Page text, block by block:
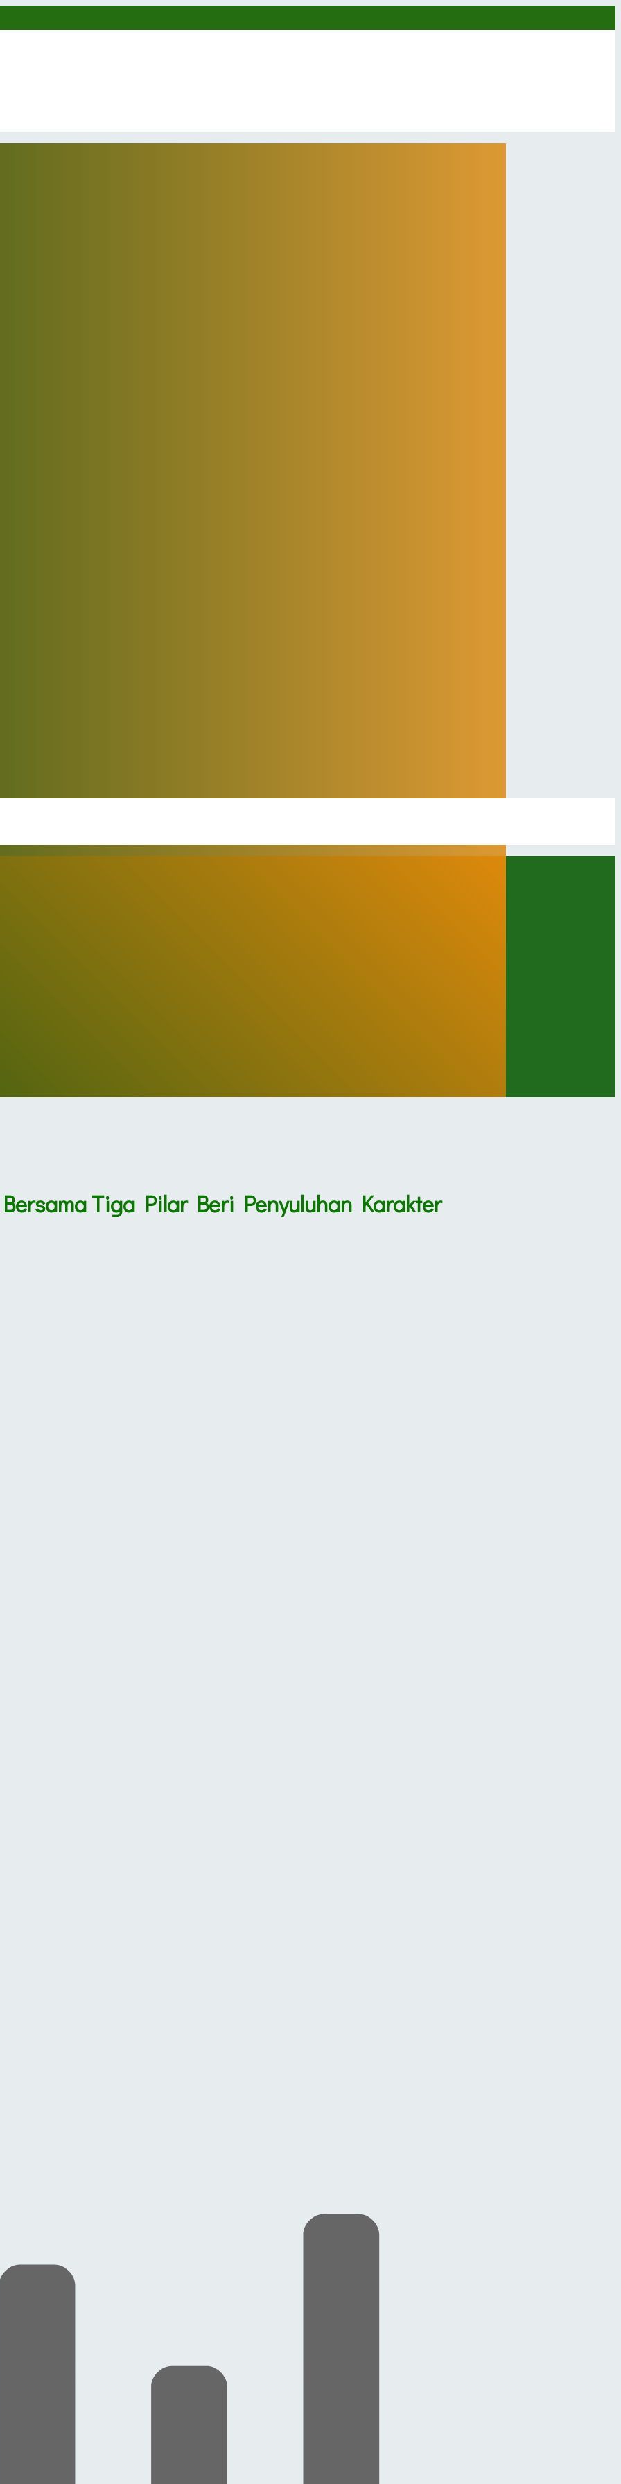
Tiga Pilar Beri Penyuluhan Karakter